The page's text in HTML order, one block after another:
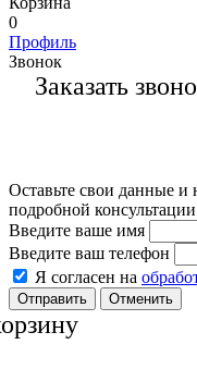
0
Профиль
Звонок
Заказать
Оставьте свои данные
подробной
Введите ваше имя
Введите ваш телефон
Я согласен на
Отменить